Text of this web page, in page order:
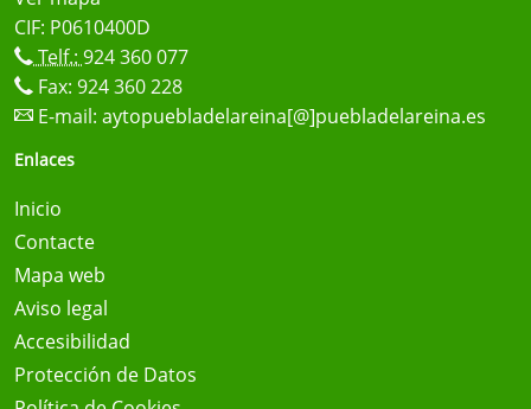
CIF: P0610400D
Telf.: 924 360 077
Fax: 924 360 228
E-mail: aytopuebladelareina[@]puebladelareina.es
Enlaces
Inicio
Contacte
Mapa web
Aviso legal
Accesibilidad
Protección de Datos